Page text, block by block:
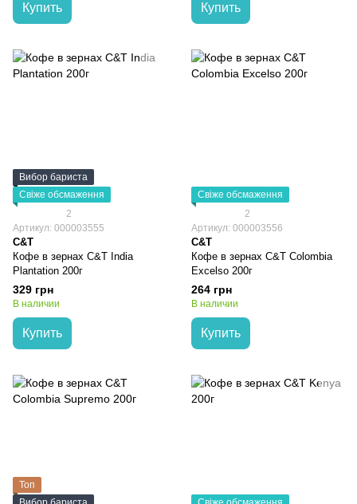
Купить Купить
Вибор бариста
Свіже обсмаження
2
Артикул: 000003555
C&T
Кофе в зернах C&T India
Plantation 200г
329 грн
В наличии
Купить
Свіже обсмаження
2
Артикул: 000003556
C&T
Кофе в зернах C&T Colombia
Excelso 200г
264 грн
В наличии
Купить
Топ